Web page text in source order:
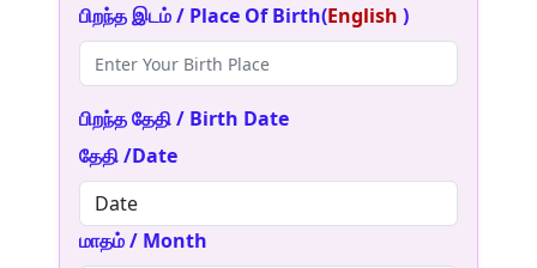
பிறந்த இடம் / Place Of Birth(English )
பிறந்த தேதி / Birth Date
தேதி /Date
மாதம் / Month